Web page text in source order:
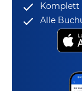
Komplett
Alle